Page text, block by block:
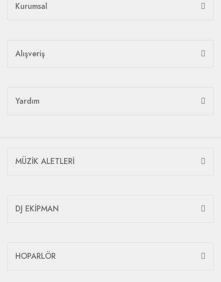
Kurumsal
Alışveriş
Yardım
MÜZİK ALETLERİ
DJ EKİPMAN
HOPARLÖR